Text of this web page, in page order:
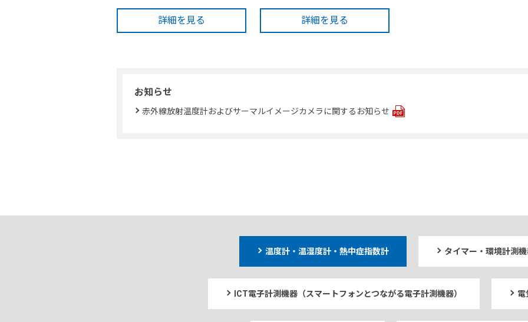
詳細を見る 詳細を見る
お知らせ
赤外線放射温度計およびサーマルイメージカメラに関するお知らせ
温度計・温湿度計・熱中症指数計 タイマー・環境計測
ICT電子計測機器（スマートフォンとつながる電子計測機器） 電